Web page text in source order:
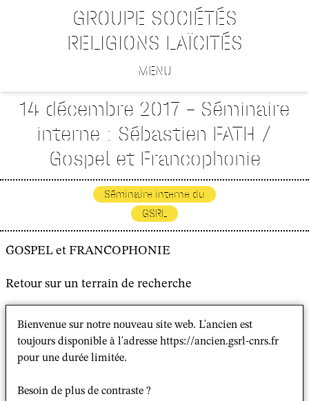
GROUPE SOCIÉTÉS
RELIGIONS LAÏCITÉS
MENU
14 décembre 2017 – Séminaire
interne : Sébastien FATH /
Gospel et Francophonie
Séminaire interne du
GSRL
GOSPEL et FRANCOPHONIE
Retour sur un terrain de recherche
, GSRL (EPHE/CNRS)
Séminaire interne du GSRL,
à 14 h 00
Bienvenue sur notre nouveau site web. L'ancien est
toujours disponible à l'adresse https://ancien.gsrl-cnrs.fr
pour une durée limitée.
Besoin de plus de contraste ?